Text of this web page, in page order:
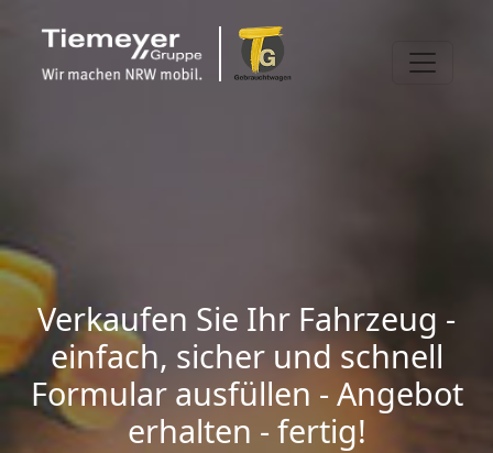
Verkaufen Sie Ihr Fahrzeug -
einfach, sicher und schnell
Formular ausfüllen - Angebot
erhalten - fertig!